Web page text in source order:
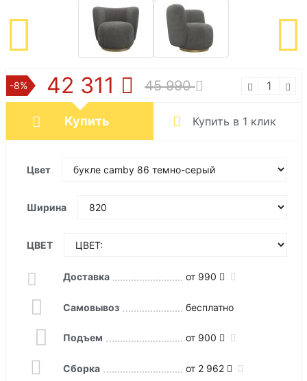
-8% 42 311 45 990
Купить Купить в 1 клик
Цвет
Ширина
ЦВЕТ
Доставка от 990
Самовывоз бесплатно
Подъем от 900
Сборка от 2 962